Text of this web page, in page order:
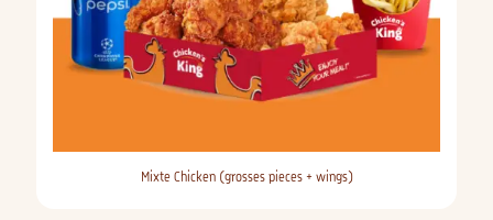
Mixte Chicken (grosses pieces + wings)